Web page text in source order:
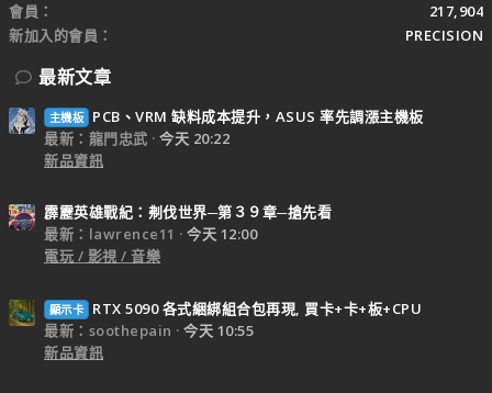
會員
217,904
新加入的會員
PRECISION
最新文章
主機板
PCB、VRM 缺料成本提升，ASUS 率先調漲主機板
最新：龍門忠武
今天 20:22
新品資訊
霹靂英雄戰紀：刜伐世界─第３９章─搶先看
最新：lawrence11
今天 12:00
電玩 / 影視 / 音樂
顯示卡
RTX 5090 各式綑綁組合包再現, 買卡+卡+板+CPU
最新：soothepain
今天 10:55
新品資訊